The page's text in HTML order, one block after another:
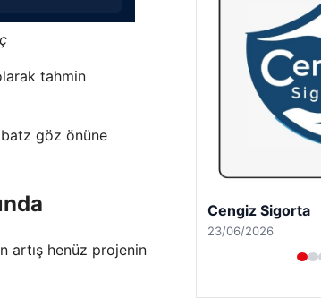
tahmin
göz önüne
artış henüz projenin
Hastaş Beton
26/05/2026